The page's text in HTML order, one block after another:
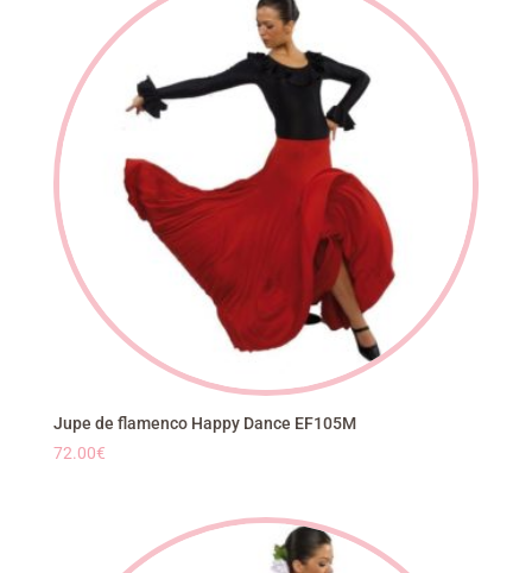
52.80€.
Jupe de flamenco Happy Dance EF105M
72.00€